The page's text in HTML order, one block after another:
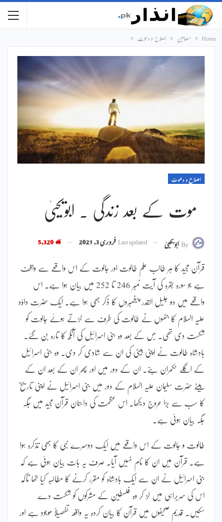
Home مضامین اصلاح و دعوت
اصلاح و دعوت
موت کے بعد زندگی ۔ ابویحییٰ
Byابویحییٰ Last updatedفروری 3, 2021
قرآن مجید کا ہر طالب علم طالوت اور جالوت کے اس واقعے سے واقف
ہے جو سورہ بقرہ کی آیت نمبر 246 تا 252 میں بیان ہوا ہے۔ اس
واقعے میں دو جلیل القدر پیغمبروں کا ذکر بھی ہوا ہے۔ ایک حضرت داؤد
علیہ السلام کا جنھوں نے طالوت کی طرف سے لڑتے ہوئے جالوت کو
شکست دی تھی۔ جس کے بعد وہ بنی اسرائیل کی آنکھ کا تارہ بن گئے۔
بادشاہ طالوت نے اپنی بیٹی کی ان سے شادی کر دی۔ وہ بنی اسرائیل
کے اگلے حکمران بنے۔ ان کے دور میں اور پھر ان کے بعد ان کے
بیٹے حضرت سلیمان علیہ السلام کے دور میں بنی اسرائیل نے اپنی تاریخ
کا سب سے بڑا عروج دیکھا۔ اس عظمت کی داستان قرآن مجید میں جگہ
جگہ بیان ہوئی ہے۔
طالوت و جالوت کے اس واقعے میں ایک دوسرے نبی کا بھی تذکرہ ہوا
ہے۔ قرآن میں ان کا نام نہیں آیا۔ صرف یہ بات بیان ہوئی ہے کہ
بنی اسرائیل نے ان سے ایک بادشاہ کو مقرر کرنے کا مطالبہ کیا تھا تاکہ
اس کی سربراہی میں لڑ کر وہ فلسطین کے مشرکوں کو شکست دے
سکیں۔ قدیم صحیفوں میں قرآن کا بیان کردہ یہ واقعہ تفصیلاً موجود ہے اور